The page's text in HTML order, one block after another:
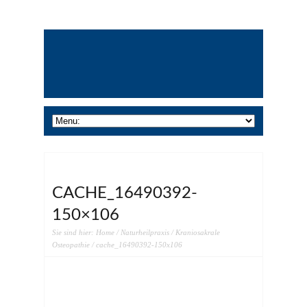
CACHE_16490392-
150×106
Sie sind hier: Home / Naturheilpraxis / Kraniosakrale
Osteopathie / cache_16490392-150x106